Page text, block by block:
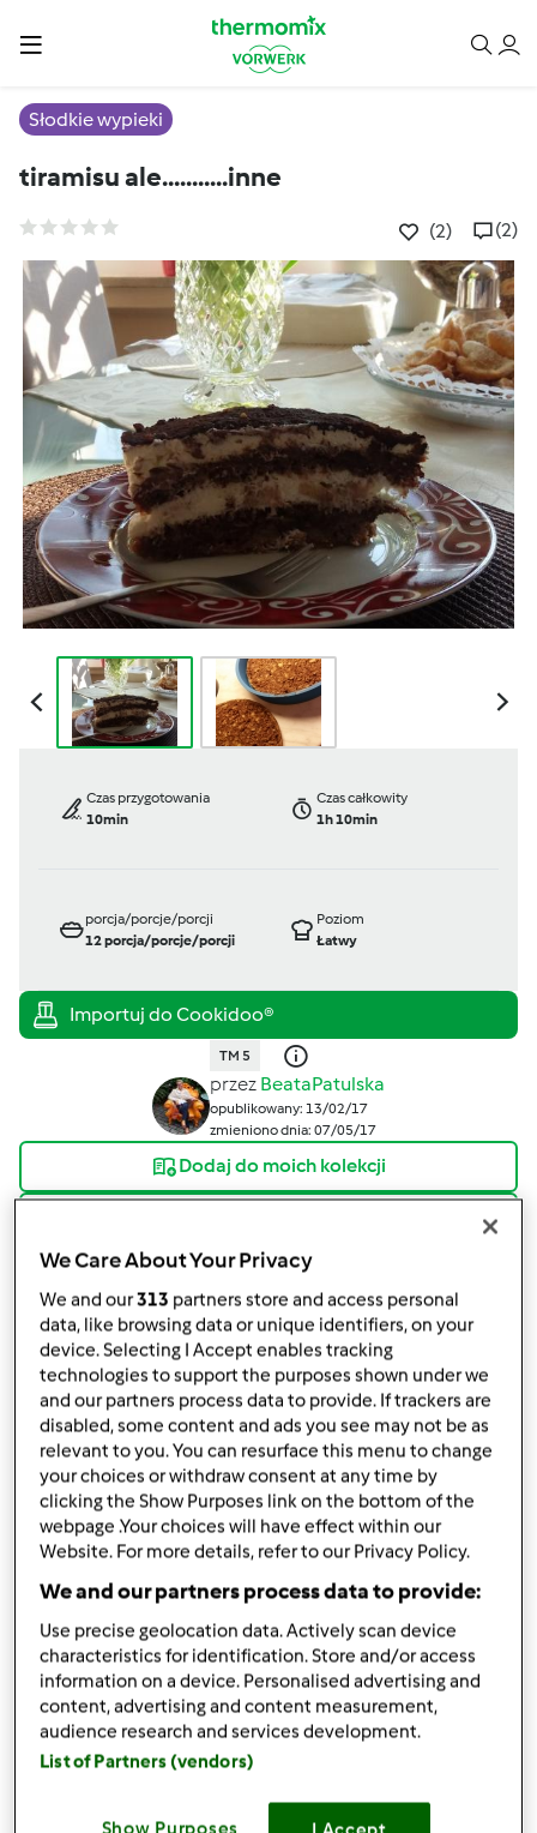
Słodkie wypieki
tiramisu ale...........inne
(2) (2)
Czas przygotowania
10min
Czas całkowity
1h 10min
porcja/porcje/porcji
12porcja/porcje/porcji
Poziom
Łatwy
TM 5
przez BeataPatulska
opublikowany: 13/02/17
zmieniono dnia: 07/05/17
Dodaj do moich kolekcji
Stwórz wariant
Składniki
ciasto bananowe
4banany
200g cukier
115-120g maslo,temp. pokojowa
1łyżeczkiekstraktu z wanilii,lub cukier waniliowy
200gmąka,przesiana
1łyżeczkiSODY
1szczyptysól
rozdrobnione (płatki
migdałów)
krem
We Care About Your Privacy
We and our313 partners store and access personal
data, like browsing data or unique identifiers, on your
device. Selecting I Accept enables tracking
technologies to support the purposes shown under we
and our partners process data to provide. If trackers are
disabled, some content and ads you see may not be as
relevant to you. You can resurface this menu to change
your choices or withdraw consent at any time by
clicking the Show Purposes link on the bottom of the
webpage .Your choices will have effect within our
Website. For more details, refer to our Privacy Policy.
We and our partners process data to provide:
Use precise geolocation data. Actively scan device
characteristics for identification. Store and/or access
information on a device. Personalised advertising and
content, advertising and content measurement,
audience research and services development.
List of Partners (vendors)